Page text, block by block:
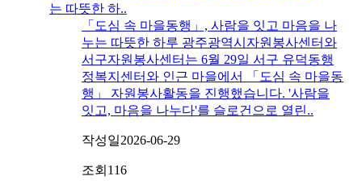
는 따뜻한 하..
「도심 속 마을동행」, 사람을 잇고 마음을 나
누는 따뜻한 하루 광주광역시자원봉사센터와
서구자원봉사센터는 6월 29일 서구 유덕동행
정복지센터와 인근 마을에서 「도심 속 마을동
행」 자원봉사활동을 진행했습니다. '사람을
잇고, 마음을 나누다'를 슬로건으로 열린..
작성일2026-06-29
조회 116